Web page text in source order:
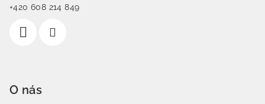
+420 608 214 849
O nás